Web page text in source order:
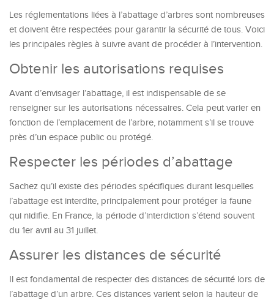
Les réglementations liées à l’abattage d’arbres sont nombreuses
et doivent être respectées pour garantir la sécurité de tous. Voici
les principales règles à suivre avant de procéder à l’intervention.
Obtenir les autorisations requises
Avant d’envisager l’abattage, il est indispensable de se
renseigner sur les autorisations nécessaires. Cela peut varier en
fonction de l’emplacement de l’arbre, notamment s’il se trouve
près d’un espace public ou protégé.
Respecter les périodes d’abattage
Sachez qu’il existe des périodes spécifiques durant lesquelles
l’abattage est interdite, principalement pour protéger la faune
qui nidifie. En France, la période d’interdiction s’étend souvent
du 1er avril au 31 juillet.
Assurer les distances de sécurité
Il est fondamental de respecter des distances de sécurité lors de
l’abattage d’un arbre. Ces distances varient selon la hauteur de